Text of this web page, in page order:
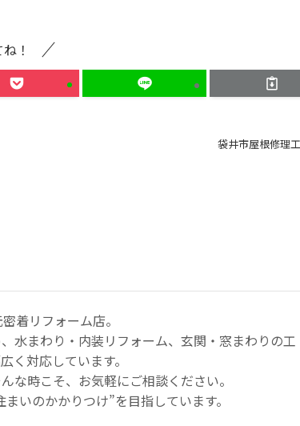
！
袋井市屋根修理
着リフォーム店。
水まわり・内装リフォーム、玄関・窓まわりの工
く対応しています。
時こそ、お気軽にご相談ください。
いのかかりつけ”を目指しています。